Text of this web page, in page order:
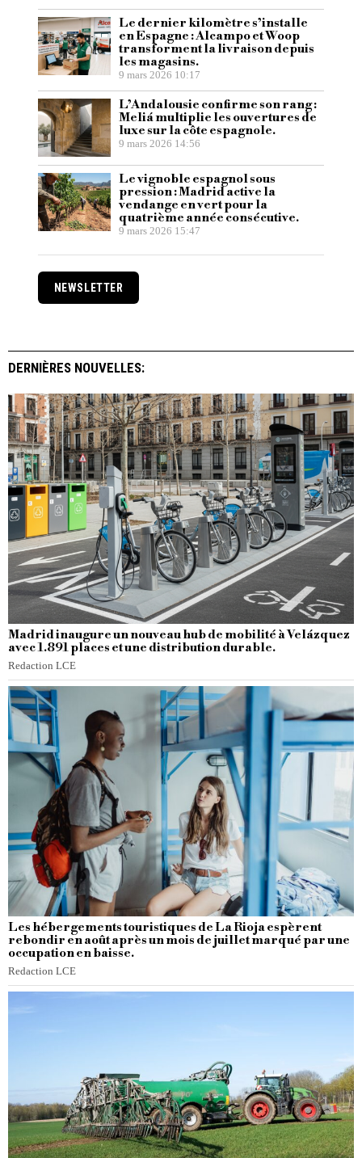
Le dernier kilomètre s’installe
en Espagne : Alcampo et Woop
transforment la livraison depuis
les magasins.
9 mars 2026 10:17
L’Andalousie confirme son rang :
Meliá multiplie les ouvertures de
luxe sur la côte espagnole.
9 mars 2026 14:56
Le vignoble espagnol sous
pression : Madrid active la
vendange en vert pour la
quatrième année consécutive.
9 mars 2026 15:47
NEWSLETTER
DERNIÈRES NOUVELLES:
Madrid inaugure un nouveau hub de mobilité à Velázquez
avec 1.891 places et une distribution durable.
Redaction LCE
Les hébergements touristiques de La Rioja espèrent
rebondir en août après un mois de juillet marqué par une
occupation en baisse.
Redaction LCE